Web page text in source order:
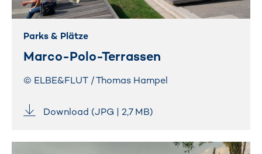
Parks & Plätze
Marco-Polo-Terrassen
© ELBE&FLUT / Thomas Hampel
Download (JPG | 2,7 MB)